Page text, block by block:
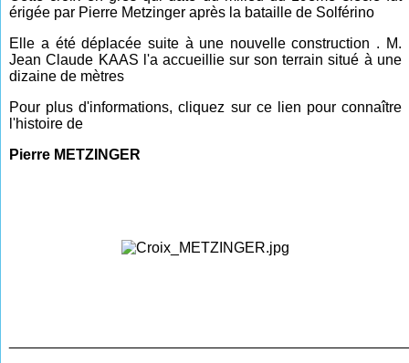
érigée par Pierre Metzinger après la bataille de Solférino
Elle a été déplacée suite à une nouvelle construction . M.
Jean Claude KAAS l'a accueillie sur son terrain situé à une
dizaine de mètres
Pour plus d'informations, cliquez sur ce lien pour connaître
l'histoire de
Pierre METZINGER